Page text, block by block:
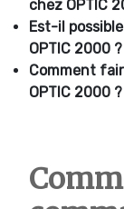
chez OPTIC
Est-il
OPTIC 2000 ?
Comment
OPTIC 2000 ?